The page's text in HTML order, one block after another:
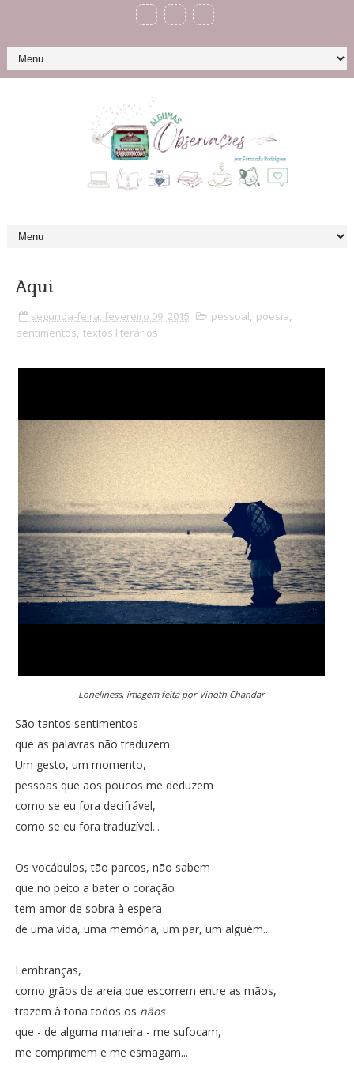
Aqui
segunda-feira, fevereiro 09, 2015 pessoal, poesia,
sentimentos, textos literários
Loneliness, imagem feita por Vinoth Chandar
São tantos sentimentos
que as palavras não traduzem.
Um gesto, um momento,
pessoas que aos poucos me deduzem
como se eu fora decifrável,
como se eu fora traduzível...
Os vocábulos, tão parcos, não sabem
que no peito a bater o coração
tem amor de sobra à espera
de uma vida, uma memória, um par, um alguém...
Lembranças,
como grãos de areia que escorrem entre as mãos,
trazem à tona todos os nãos
que - de alguma maneira - me sufocam,
me comprimem e me esmagam...